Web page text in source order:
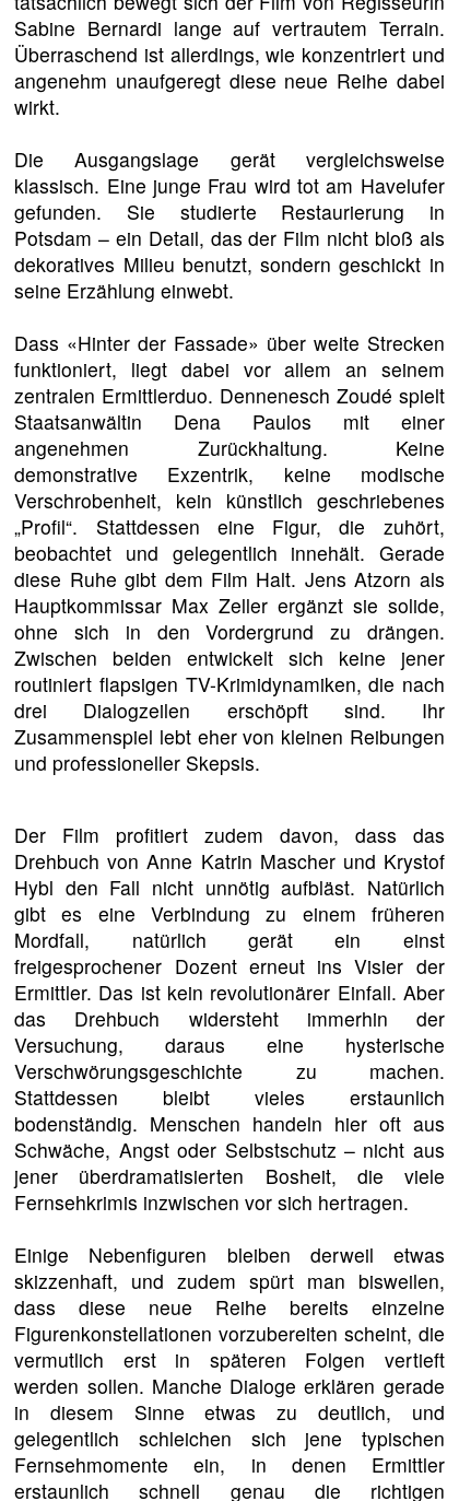
Sabine Bernardi lange auf vertrautem Terrain.
Überraschend ist allerdings, wie konzentriert und
angenehm unaufgeregt diese neue Reihe dabei
wirkt.
Die Ausgangslage gerät vergleichsweise
klassisch. Eine junge Frau wird tot am Havelufer
gefunden. Sie studierte Restaurierung in
Potsdam – ein Detail, das der Film nicht bloß als
dekoratives Milieu benutzt, sondern geschickt in
seine Erzählung einwebt.
Dass «Hinter der Fassade» über weite Strecken
funktioniert, liegt dabei vor allem an seinem
zentralen Ermittlerduo. Dennenesch Zoudé spielt
Staatsanwältin Dena Paulos mit einer
angenehmen Zurückhaltung. Keine
demonstrative Exzentrik, keine modische
Verschrobenheit, kein künstlich geschriebenes
„Profil“. Stattdessen eine Figur, die zuhört,
beobachtet und gelegentlich innehält. Gerade
diese Ruhe gibt dem Film Halt. Jens Atzorn als
Hauptkommissar Max Zeller ergänzt sie solide,
ohne sich in den Vordergrund zu drängen.
Zwischen beiden entwickelt sich keine jener
routiniert flapsigen TV-Krimidynamiken, die nach
drei Dialogzeilen erschöpft sind. Ihr
Zusammenspiel lebt eher von kleinen Reibungen
und professioneller Skepsis.
Der Film profitiert zudem davon, dass das
Drehbuch von Anne Katrin Mascher und Krystof
Hybl den Fall nicht unnötig aufbläst. Natürlich
gibt es eine Verbindung zu einem früheren
Mordfall, natürlich gerät ein einst
freigesprochener Dozent erneut ins Visier der
Ermittler. Das ist kein revolutionärer Einfall. Aber
das Drehbuch widersteht immerhin der
Versuchung, daraus eine hysterische
Verschwörungsgeschichte zu machen.
Stattdessen bleibt vieles erstaunlich
bodenständig. Menschen handeln hier oft aus
Schwäche, Angst oder Selbstschutz – nicht aus
jener überdramatisierten Bosheit, die viele
Fernsehkrimis inzwischen vor sich hertragen.
Einige Nebenfiguren bleiben derweil etwas
skizzenhaft, und zudem spürt man bisweilen,
dass diese neue Reihe bereits einzelne
Figurenkonstellationen vorzubereiten scheint, die
vermutlich erst in späteren Folgen vertieft
werden sollen. Manche Dialoge erklären gerade
in diesem Sinne etwas zu deutlich, und
gelegentlich schleichen sich jene typischen
Fernsehmomente ein, in denen Ermittler
erstaunlich schnell genau die richtigen